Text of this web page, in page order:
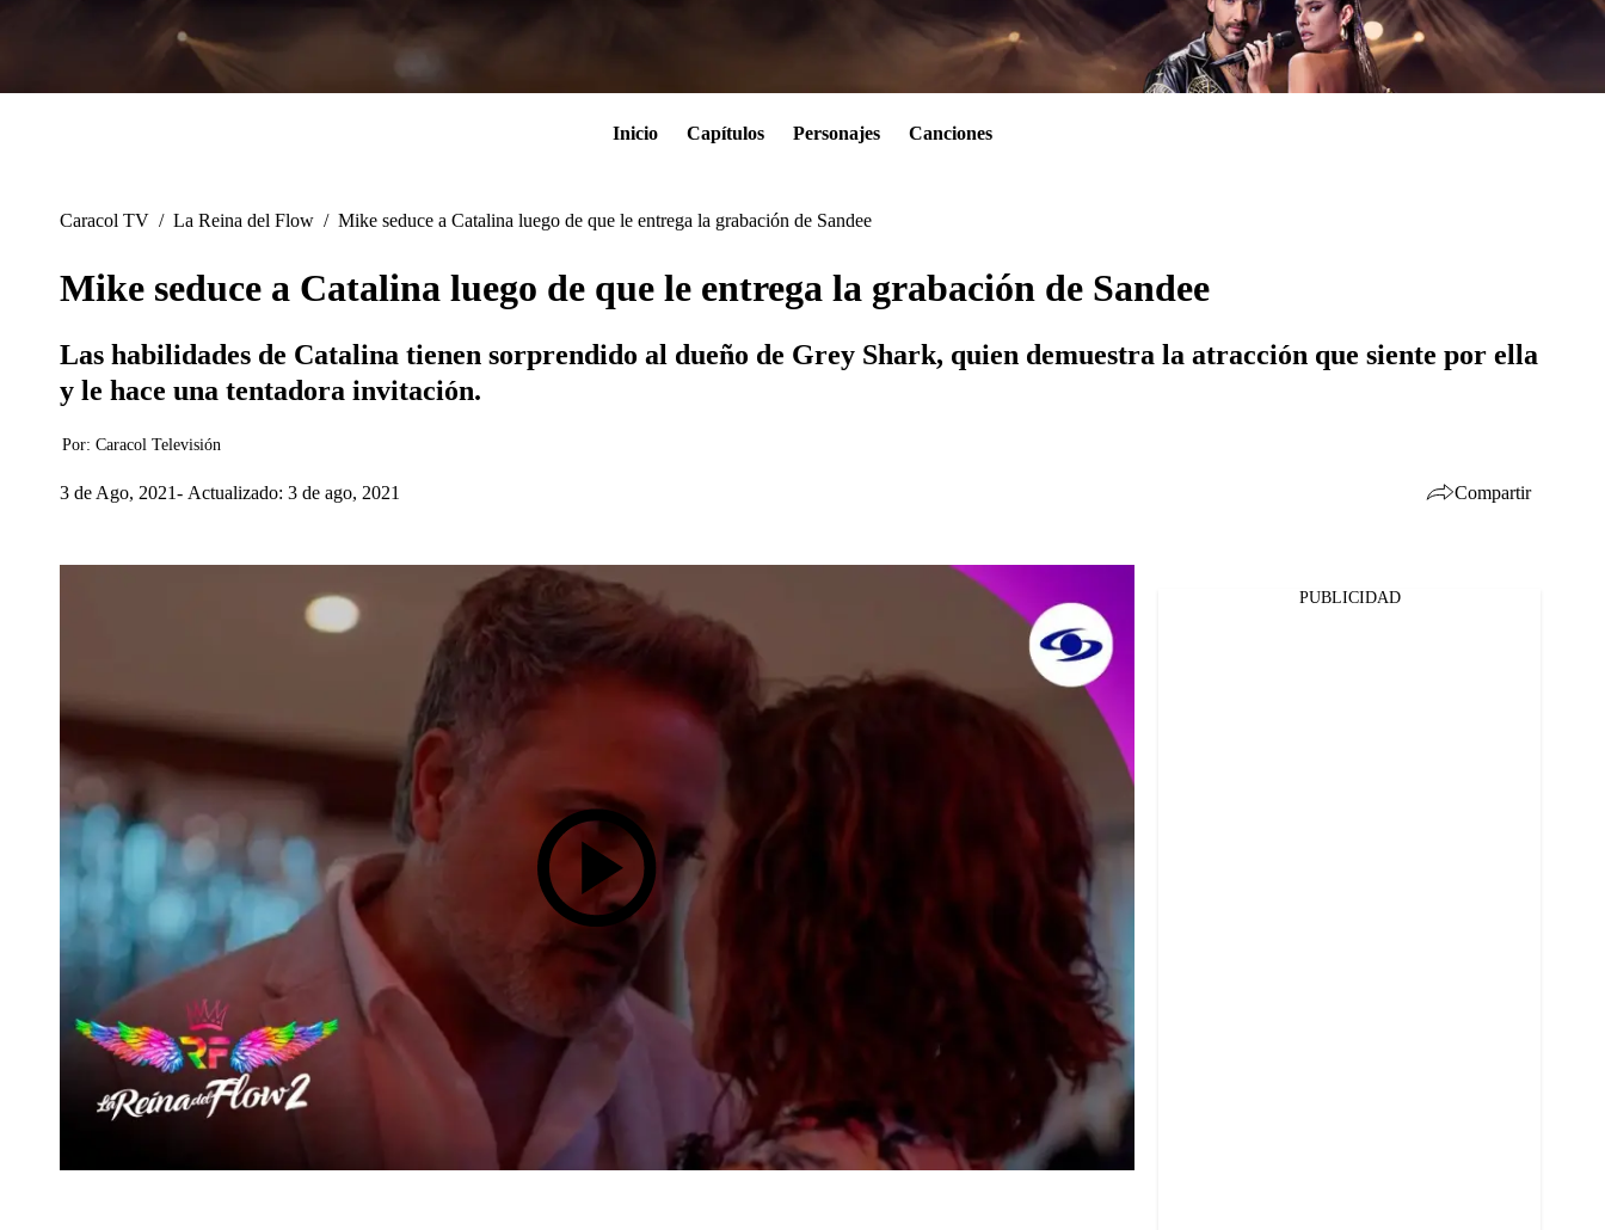
Inicio Capítulos Personajes Canciones
Caracol TV / La Reina del Flow / Mike seduce a Catalina luego de que le entrega la grabación de Sandee
Mike seduce a Catalina luego de que le entrega la grabación de Sandee
Las habilidades de Catalina tienen sorprendido al dueño de Grey Shark, quien demuestra la atracción que siente por ella
y le hace una tentadora invitación.
Por: Caracol Televisión
3 de Ago, 2021 Actualizado: 3 de ago, 2021 Compartir
PUBLICIDAD